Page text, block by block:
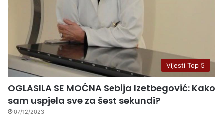
Vijesti Top 5
OGLASILA SE MOĆNA Sebija Izetbegović: Kako
sam uspjela sve za šest sekundi?
07/12/2023